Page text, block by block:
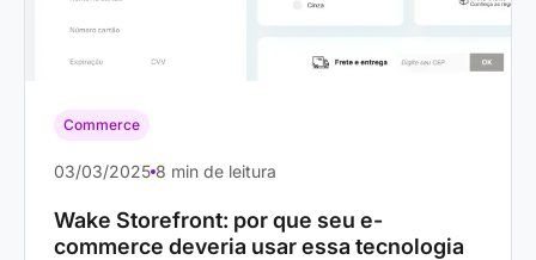
Commerce
03/03/2025 8 min de leitura
Wake Storefront: por que seu e-
commerce deveria usar essa tecnologia